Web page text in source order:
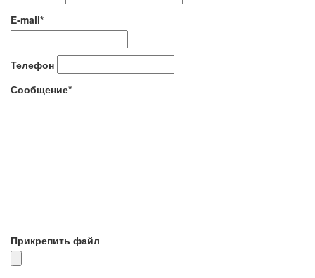
E-mail*
Телефон
Сообщение*
Прикрепить файл